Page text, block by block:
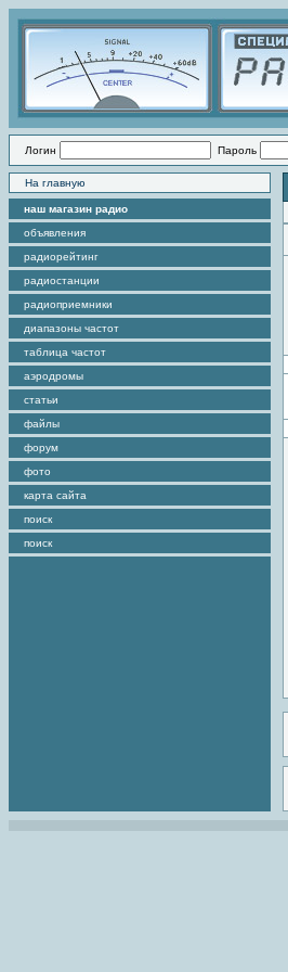
Логин Пароль
На главную
наш магазин радио
объявления
радиорейтинг
радиостанции
радиоприемники
диапазоны частот
таблица частот
аэродромы
статьи
файлы
форум
фото
карта сайта
поиск
поиск